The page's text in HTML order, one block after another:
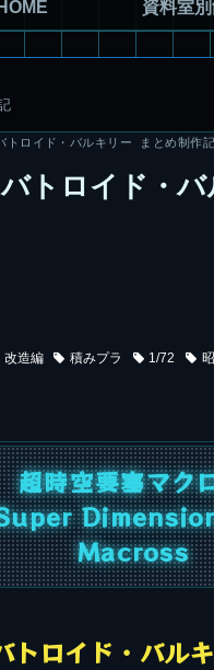
HOME 資料室
イド・バルキリー まとめ制作
トロイド・
改造編 積みプラ 1/72
超時空要塞マク
Macross
ロイド・バル